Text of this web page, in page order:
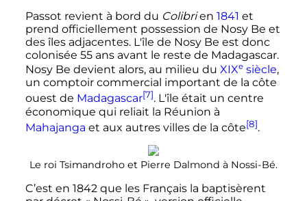
Passot revient à bord du Colibrien 1841 et
prend officiellement possession de Nosy Be et
des îles adjacentes. L'île de Nosy Be est donc
colonisée 55 ansavant le reste de Madagascar.
Nosy Be devient alors, au milieu du XIXesiècle,
un comptoir commercial important de la côte
ouest de Madagascar[7]. L'île était un centre
économique qui reliait la Réunion à
Mahajanga et aux autres villes de la côte[8].
Le roi Tsimandroho et Pierre Dalmond à Nossi-Bé.
C’est en 1842 que les Français la baptisèrent